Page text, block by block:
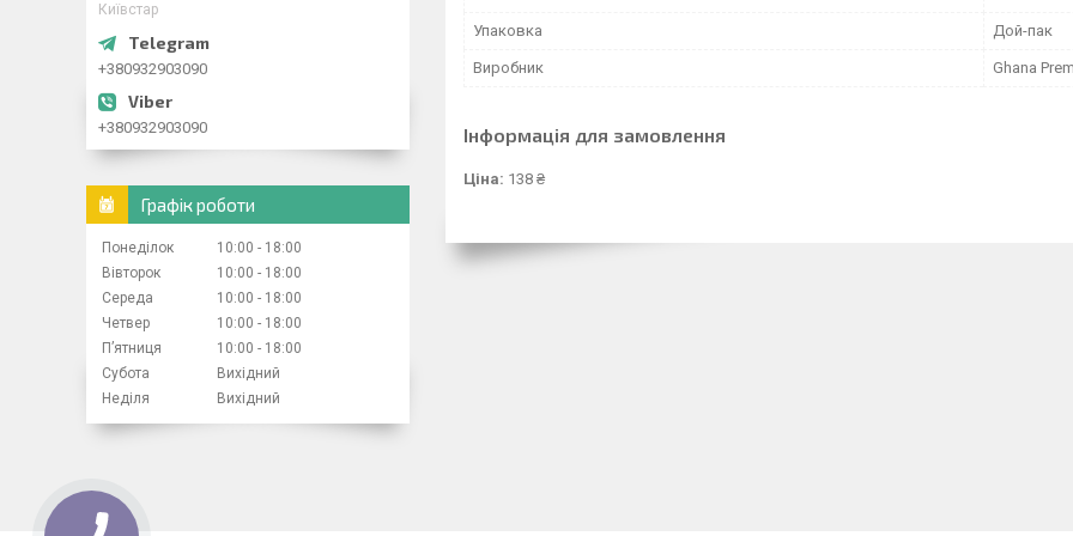
Упаковка Дой-пак
Виробник Ghana
Інформація для замовлення
Ціна: 138 ₴
Київстар
+380932903090
+380932903090
Графік роботи
Понеділок 10:00
18:00
Вівторок
10:00
18:00
Середа
10:00
18:00
Четвер
10:00
18:00
Пʼятниця
10:00
18:00
Субота
Вихідний
Неділя
Вихідний